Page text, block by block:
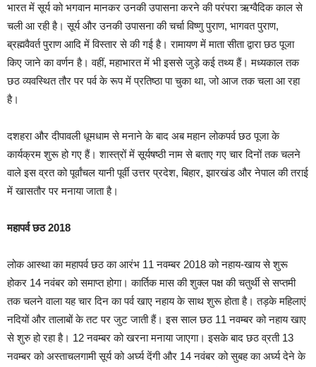
भारत में सूर्य को भगवान मानकर उनकी उपासना करने की परंपरा ऋग्वैदिक काल से
चली आ रही है। सूर्य और उनकी उपासना की चर्चा विष्णु पुराण, भागवत पुराण,
ब्रह्मवैवर्त पुराण आदि में विस्तार से की गई है। रामायण में माता सीता द्वारा छठ पूजा
किए जाने का वर्णन है। वहीं, महाभारत में भी इससे जुड़े कई तथ्य हैं। मध्यकाल तक
छठ व्यवस्थित तौर पर पर्व के रूप में प्रतिष्ठा पा चुका था, जो आज तक चला आ रहा
है।
दशहरा और दीपावली धूमधाम से मनाने के बाद अब महान लोकपर्व छठ पूजा के
कार्यक्रम शुरू हो गए हैं। शास्त्रों में सूर्यषष्ठी नाम से बताए गए चार दिनों तक चलने
वाले इस व्रत को पूर्वांचल यानी पूर्वी उत्तर प्रदेश, बिहार, झारखंड और नेपाल की तराई
में खासतौर पर मनाया जाता है।
महापर्व छठ 2018
लोक आस्था का महापर्व छठ का आरंभ 11 नवम्बर 2018 को नहाय-खाय से शुरू
होकर 14 नवंबर को समाप्‍त होगा। कार्तिक मास की शुक्ल पक्ष की चतुर्थी से सप्तमी
तक चलने वाला यह चार दिन का पर्व खाए नहाय के साथ शुरू होता है। तड़के महिलाएं
नदियों और तालाबों के तट पर जुट जाती हैं। इस साल छठ 11 नवम्बर को नहाय खाए
से शुरु हो रहा है। 12 नवम्बर को खरना मनाया जाएगा। इसके बाद छठ व्रती 13
नवम्बर को अस्ताचलगामी सूर्य को अर्घ्य देंगी और 14 नवंबर को सुबह का अर्घ्य देने के